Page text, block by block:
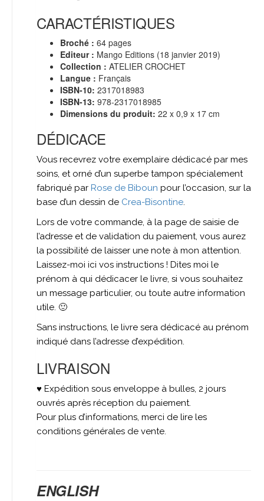
CARACTÉRISTIQUES
Broché : 64 pages
Editeur : Mango Editions (18 janvier 2019)
Collection : ATELIER CROCHET
Langue : Français
ISBN-10: 2317018983
ISBN-13: 978-2317018985
Dimensions du produit: 22 x 0,9 x 17 cm
DÉDICACE
Vous recevrez votre exemplaire dédicacé par mes
soins, et orné d’un superbe tampon spécialement
fabriqué par Rose de Biboun pour l’occasion, sur la
base d’un dessin de Crea-Bisontine.
Lors de votre commande, à la page de saisie de
l’adresse et de validation du paiement, vous aurez
la possibilité de laisser une note à mon attention.
Laissez-moi ici vos instructions ! Dites moi le
prénom à qui dédicacer le livre, si vous souhaitez
un message particulier, ou toute autre information
utile. 🙂
Sans instructions, le livre sera dédicacé au prénom
indiqué dans l’adresse d’expédition.
LIVRAISON
♥ Expédition sous enveloppe à bulles, 2 jours
ouvrés après réception du paiement.
Pour plus d’informations, merci de lire les
conditions générales de vente.
ENGLISH